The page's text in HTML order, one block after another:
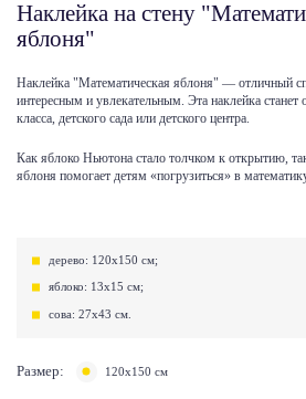
Наклейка на стену
яблоня"
Наклейка "Математическая яблоня" — отличный
интересным и увлекательным. Эта наклейка
класса, детского сада или детского центра.
Как яблоко Ньютона стало толчком к открытию,
яблоня помогает детям «погрузиться» в
дерево: 120х150 см;
яблоко: 13х15 см;
сова: 27х43 см.
Размер: 120х150 см